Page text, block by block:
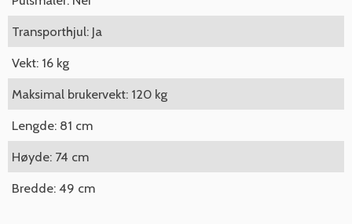
Transporthjul: Ja
Vekt: 16 kg
Maksimal brukervekt: 120 kg
Lengde: 81 cm
Høyde: 74 cm
Bredde: 49 cm